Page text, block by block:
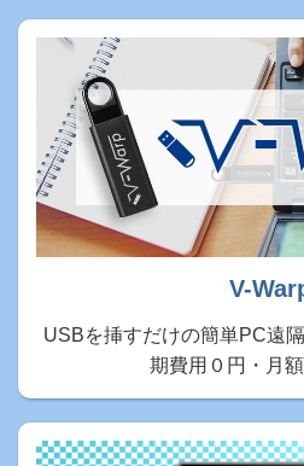
V-
USBを挿すだけの簡単PC遠
期費用０円・月額